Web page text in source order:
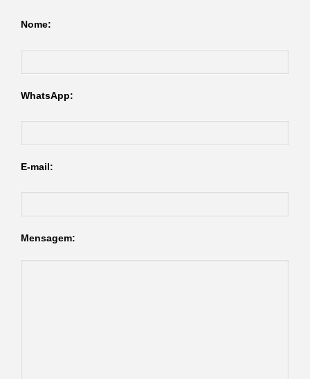
Nome:
WhatsApp:
E-mail:
Mensagem: